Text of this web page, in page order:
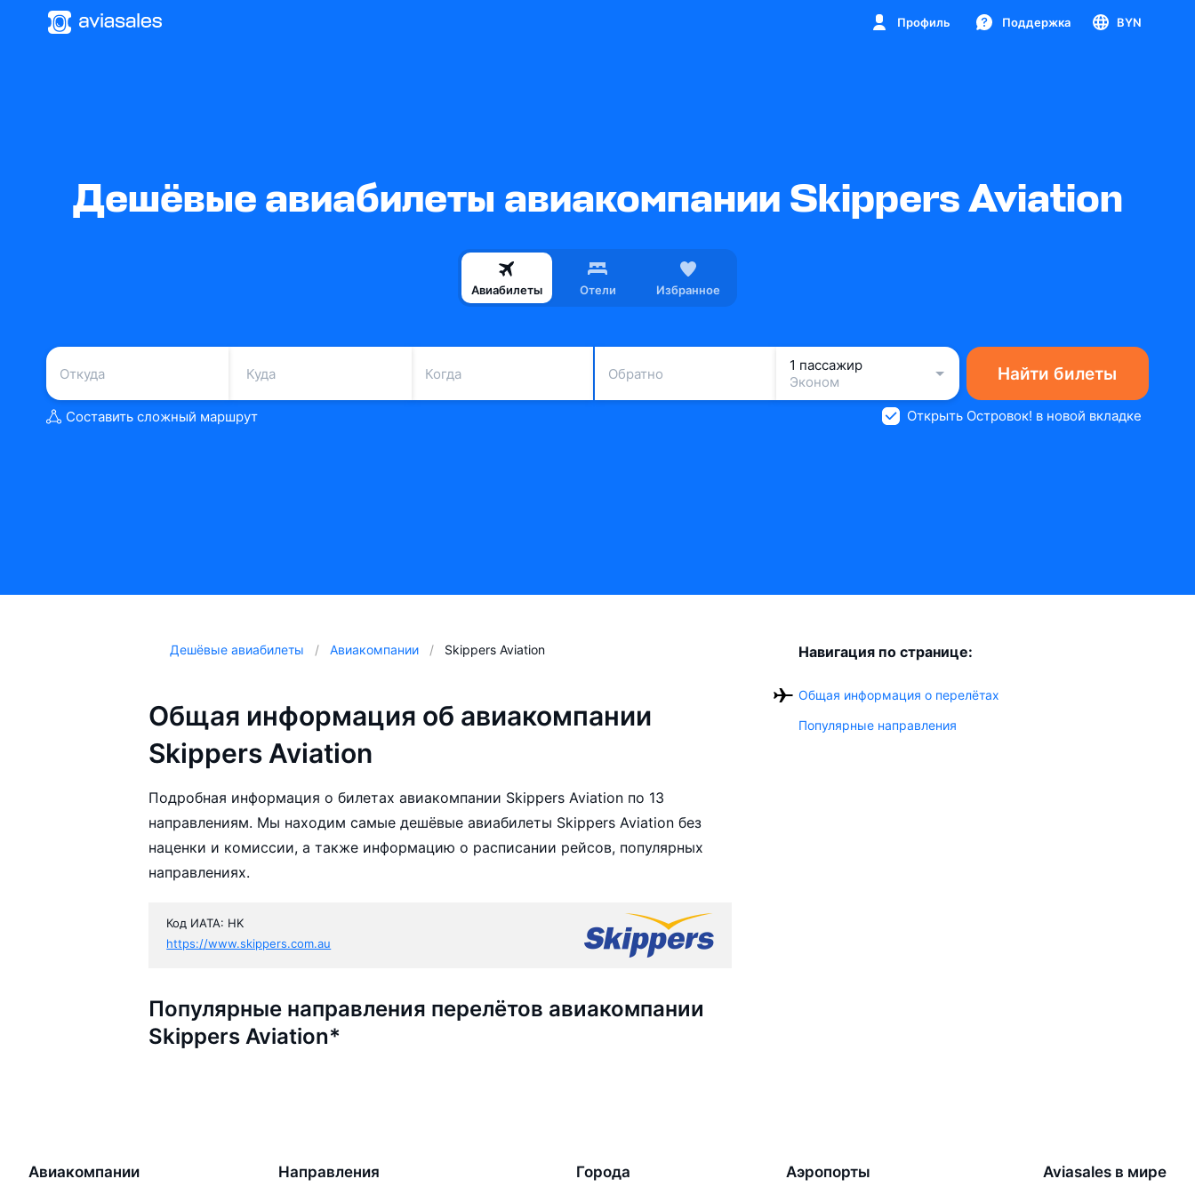
Профиль Поддержка BYN
Дешёвые авиабилеты авиакомпании Skippers Aviation
Авиабилеты Отели Избранное
Когда Обратно
1 пассажир
Эконом
Найти билеты
Составить сложный маршрут Открыть Островок! в новой вкладке
Дешёвые авиабилеты Авиакомпании Skippers Aviation
Общая информация об авиакомпании
Skippers Aviation
Подробная информация о билетах авиакомпании Skippers Aviation по 13
направлениям. Мы находим самые дешёвые авиабилеты Skippers Aviation без
наценки и комиссии, а также информацию о расписании рейсов, популярных
направлениях.
Код ИАТА: HK
https://www.skippers.com.au
Популярные направления перелётов авиакомпании
Skippers Aviation*
Навигация по странице:
Общая информация о перелётах
Популярные направления
Авиакомпании Направления Города Аэропорты Aviasales в мире